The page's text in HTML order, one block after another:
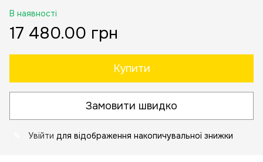
В наявності
17 480.00 грн
Купити
Замовити швидко
Увійти для відображення накопичувальної знижки